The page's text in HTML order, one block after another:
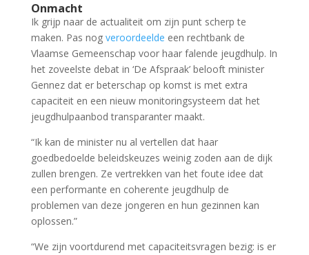
Onmacht
Ik grijp naar de actualiteit om zijn punt scherp te
maken. Pas nog veroordeelde een rechtbank de
Vlaamse Gemeenschap voor haar falende jeugdhulp. In
het zoveelste debat in ‘De Afspraak’ belooft minister
Gennez dat er beterschap op komst is met extra
capaciteit en een nieuw monitoringsysteem dat het
jeugdhulpaanbod transparanter maakt.
“Ik kan de minister nu al vertellen dat haar
goedbedoelde beleidskeuzes weinig zoden aan de dijk
zullen brengen. Ze vertrekken van het foute idee dat
een performante en coherente jeugdhulp de
problemen van deze jongeren en hun gezinnen kan
oplossen.”
“We zijn voortdurend met capaciteitsvragen bezig: is er